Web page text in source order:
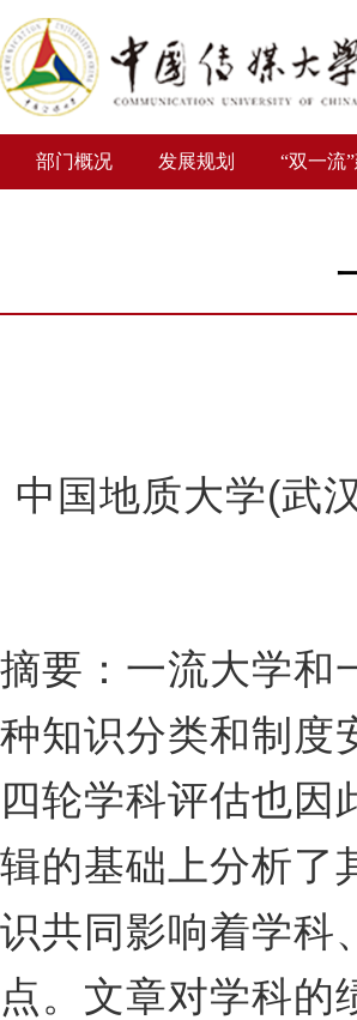
部门概况 发展规划 “双一流
中国地质大学(武汉
摘要：一流大学和
种知识分类和制度
四轮学科评估也因
辑的基础上分析了
识共同影响着学科
点。文章对学科的